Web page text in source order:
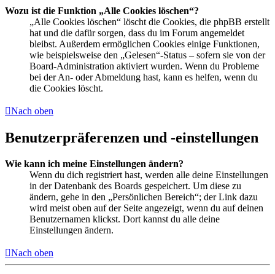
Wozu ist die Funktion „Alle Cookies löschen“?
„Alle Cookies löschen“ löscht die Cookies, die phpBB erstellt
hat und die dafür sorgen, dass du im Forum angemeldet
bleibst. Außerdem ermöglichen Cookies einige Funktionen,
wie beispielsweise den „Gelesen“-Status – sofern sie von der
Board-Administration aktiviert wurden. Wenn du Probleme
bei der An- oder Abmeldung hast, kann es helfen, wenn du
die Cookies löscht.
Nach oben
Benutzerpräferenzen und -einstellungen
Wie kann ich meine Einstellungen ändern?
Wenn du dich registriert hast, werden alle deine Einstellungen
in der Datenbank des Boards gespeichert. Um diese zu
ändern, gehe in den „Persönlichen Bereich“; der Link dazu
wird meist oben auf der Seite angezeigt, wenn du auf deinen
Benutzernamen klickst. Dort kannst du alle deine
Einstellungen ändern.
Nach oben